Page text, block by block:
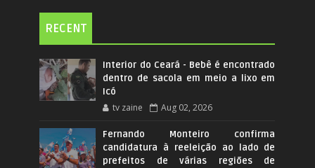
RECENT
Interior do Ceará - Bebê é encontrado
dentro de sacola em meio a lixo em
Icó
tv zaine Aug 02, 2026
Fernando Monteiro confirma
candidatura à reeleição ao lado de
prefeitos de várias regiões de